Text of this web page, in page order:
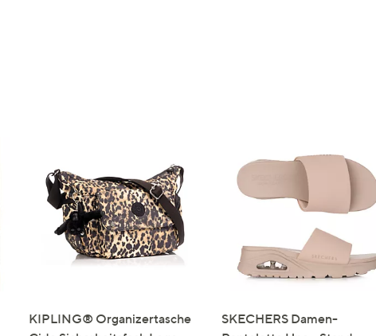
KIPLING® Organizertasche
SKECHERS Damen-